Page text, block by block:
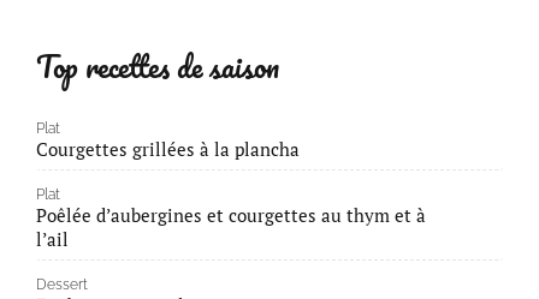
Top recettes de saison
Plat
Courgettes grillées à la plancha
Plat
Poêlée d’aubergines et courgettes au thym et à
l’ail
Dessert